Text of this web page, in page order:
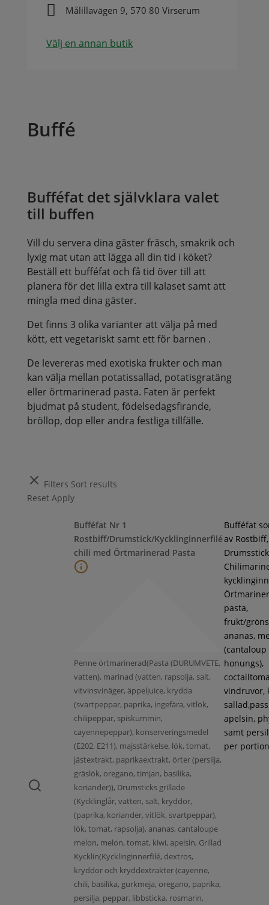
 Målillavägen 9, 570 80 Virserum
Välj en annan butik
Buffé
Bufféfat det självklara valet
till buffen
Vill du servera dina gäster fräsch, smakrik och
lyxig mat utan att lägga all din tid i köket?
Beställ ett bufféfat och få tid över till att
planera för det lilla extra till kalaset samt att
mingla med dina gäster.
Det finns 3 olika varianter att välja på med
kött, ett vegetariskt samt ett för barnen .
De levereras med exotiska frukter och man
kan välja mellan potatissallad, potatisgratäng
eller örtmarinerad pasta. Faten är perfekt
bjudmat på student, födelsedagsfirande,
bröllop, dop eller andra festliga tillfälle.
Filters Sort results
Reset Apply
Bufféfat Nr 1
Rostbiff/Drumstick/Kycklinginnerfilé
chili med Örtmarinerad Pasta
Penne örtmarinerad(Pasta (DURUMVETE,
vatten), marinad (vatten, rapsolja, salt,
vitvinsvinäger, äppeljuice, krydda
(svartpeppar, paprika, ingefära, vitlök,
chilipeppar, spiskummin,
cayennepeppar), konserveringsmedel
(E202, E211), majsstärkelse, lök, tomat,
jästextrakt, paprikaextrakt, örter (persilja,
gräslök, oregano, timjan, basilika,
koriander)), Drumsticks grillade
(Kycklinglår, vatten, salt, kryddor,
(paprika, koriander, vitlök, svartpeppar),
lök, tomat, rapsolja), ananas, cantaloupe
melon, melon, tomat, kiwi, apelsin, Grillad
Kycklin(Kycklinginnerfilé, dextros,
kryddor och kryddextrakter (cayenne,
chili, basilika, gurkmeja, oregano, paprika,
persilja, peppar, libbsticka, rosmarin,
Bufféfat
av Rostbiff,
pasta,
frukt/
ananas,
(cantaloup
honungs),
vindruvor,
apelsin,
samt
per